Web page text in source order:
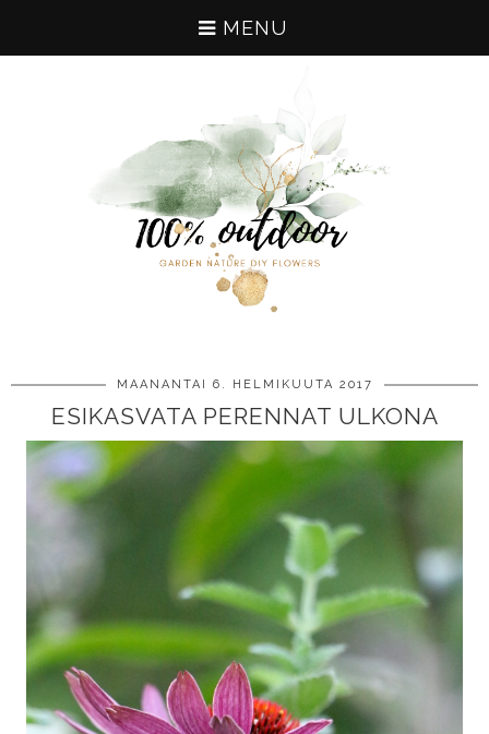
MENU
MAANANTAI 6. HELMIKUUTA 2017
ESIKASVATA PERENNAT ULKONA